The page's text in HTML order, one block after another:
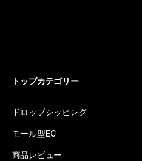
トップカテゴリー
ドロップシッピング
モール型EC
商品レビュー